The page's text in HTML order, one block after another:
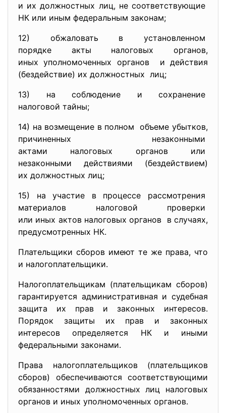
и их должностных лиц, не соответствующие
НК или иным федеральным законам;
12) обжаловать в установленном
порядке акты налоговых органов,
иных уполномоченных органов и действия
(бездействие) их должностных лиц;
13) на соблюдение и сохранение
налоговой тайны;
14) на возмещение в полном объеме убытков,
причиненных незаконными
актами налоговых органов или
незаконными действиями (бездействием)
их должностных лиц;
15) на участие в процессе рассмотрения
материалов налоговой проверки
или иных актов налоговыхорганов в случаях,
предусмотренных НК.
Плательщики сборов имеют те же права, что
и налогоплательщики.
Налогоплательщикам (плательщикам сборов)
гарантируется административная и судебная
защита их прав и законных интересов.
Порядок защиты их прав и законных
интересов определяется НК и иными
федеральными законами.
Права налогоплательщиков (плательщиков
сборов) обеспечиваются соответствующими
обязанностями должностных лиц налоговых
органов и иных уполномоченных органов.